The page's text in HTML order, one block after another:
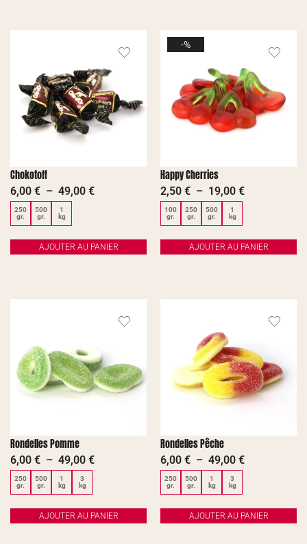
Chokotoff
6,00 € – 49,00 €
250
gr.
500
gr.
1
kg
AJOUTER AU PANIER
-%
Happy Cherries
2,50 € – 19,00 €
100
gr.
250
gr.
500
gr.
1
kg
AJOUTER AU PANIER
Rondelles Pomme
6,00 € – 49,00 €
250
gr.
500
gr.
1
kg
3
kg
AJOUTER AU PANIER
Rondelles Pêche
6,00 € – 49,00 €
250
gr.
500
gr.
1
kg
3
kg
AJOUTER AU PANIER